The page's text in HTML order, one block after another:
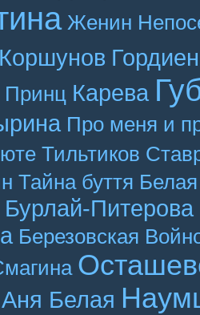
Женин
Коршунов
Принц Карева
Про меня и
Тильтиков
Тайна буття
Бурлай-Питерова
Березовская
Аня Белая